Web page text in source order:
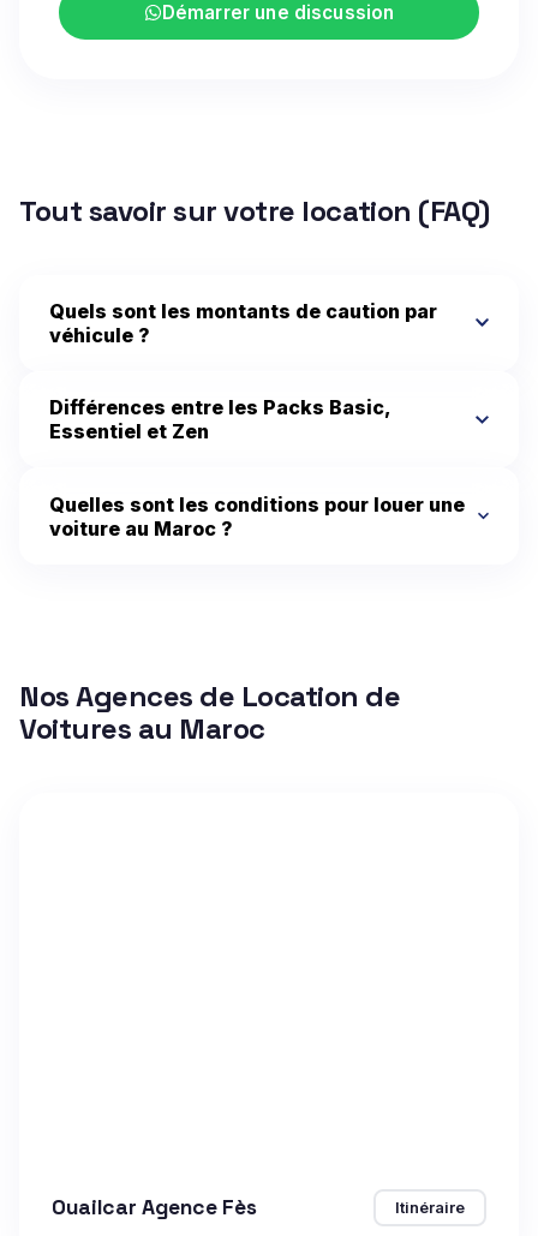
Démarrer une discussion
Tout savoir sur votre location (FAQ)
Quels sont les montants de caution par
véhicule ?
Différences entre les Packs Basic,
Essentiel et Zen
Quelles sont les conditions pour louer une
voiture au Maroc ?
Nos Agences de Location de
Voitures au Maroc
Ouailcar Agence Fès Itinéraire